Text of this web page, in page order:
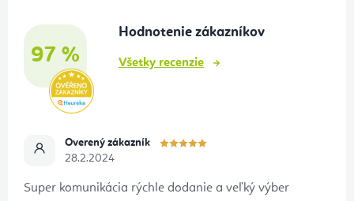
97 %
Hodnotenie zákazníkov
Všetky recenzie
Overený zákazník
28.2.2024
Super komunikácia rýchle dodanie a veľký výber